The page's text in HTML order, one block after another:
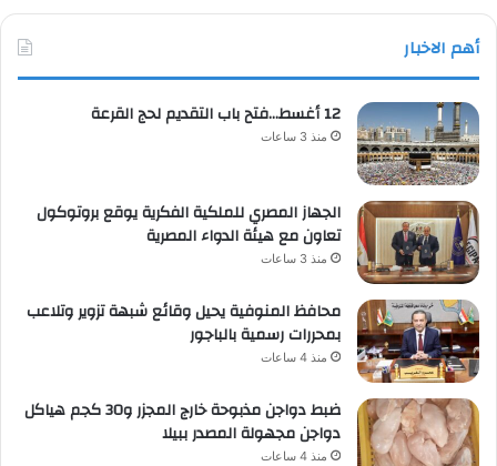
أهم الاخبار
12 أغسط…فتح باب التقديم لحج القرعة
منذ 3 ساعات
الجهاز المصري للملكية الفكرية يوقع بروتوكول
تعاون مع هيئة الدواء المصرية
منذ 3 ساعات
محافظ المنوفية يحيل وقائع شبهة تزوير وتلاعب
بمحررات رسمية بالباجور
منذ 4 ساعات
ضبط دواجن مذبوحة خارج المجزر و30 كجم هياكل
دواجن مجهولة المصدر ببيلا
منذ 4 ساعات